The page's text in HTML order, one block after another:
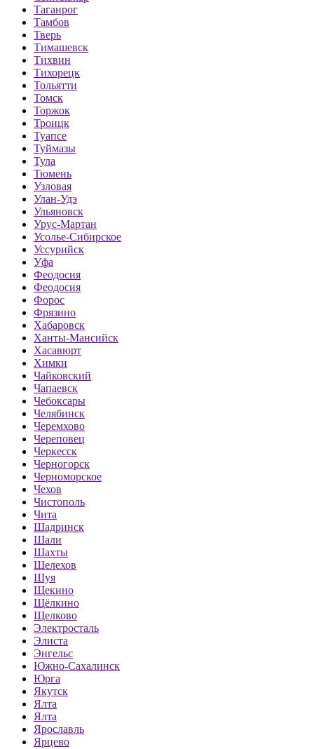
Таганрог
Тамбов
Тверь
Тимашевск
Тихвин
Тихорецк
Тольятти
Томск
Торжок
Троицк
Туапсе
Туймазы
Тула
Тюмень
Узловая
Улан-Удэ
Ульяновск
Урус-Мартан
Усолье-Сибирское
Уссурийск
Уфа
Феодосия
Феодосия
Форос
Фрязино
Хабаровск
Ханты-Мансийск
Хасавюрт
Химки
Чайковский
Чапаевск
Чебоксары
Челябинск
Черемхово
Череповец
Черкесск
Черногорск
Черноморское
Чехов
Чистополь
Чита
Шадринск
Шали
Шахты
Шелехов
Шуя
Щекино
Щёлкино
Щелково
Электросталь
Элиста
Энгельс
Южно-Сахалинск
Юрга
Якутск
Ялта
Ялта
Ярославль
Ярцево